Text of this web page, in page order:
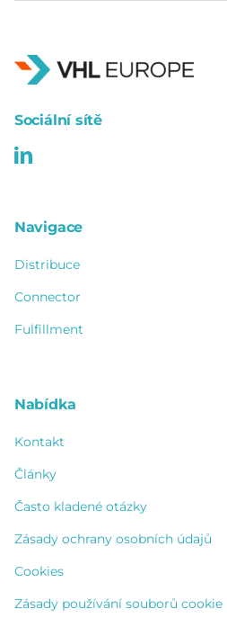
Sociální sítě
Navigace
Distribuce
Connector
Fulfillment
Nabídka
Kontakt
Články
Často kladené otázky
Zásady ochrany osobních údajů
Cookies
Zásady používání souborů cookie